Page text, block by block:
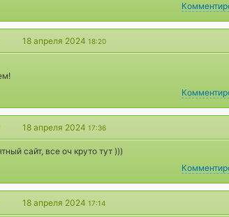
18 апреля 2024 18:20
18 апреля 2024 17:36
сайт, все оч круто тут )))
18 апреля 2024 17:14